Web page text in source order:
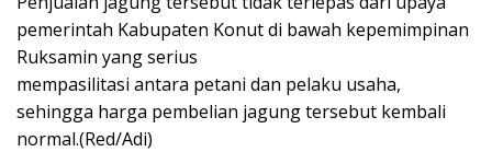
pemerintah Kabupaten Konut di bawah kepemimpinan
Ruksamin yang serius
mempasilitasi antara petani dan pelaku usaha,
sehingga harga pembelian jagung tersebut kembali
normal.(Red/Adi)